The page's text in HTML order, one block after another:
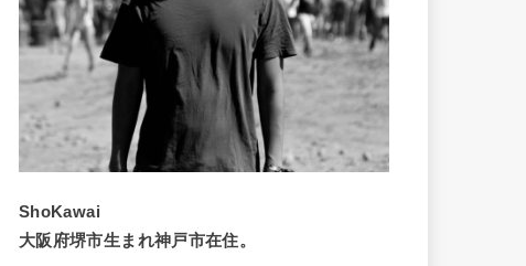
ShoKawai
大阪府堺市生まれ神戸市在住。